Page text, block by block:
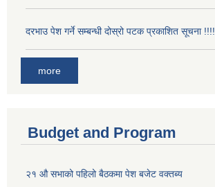
दरभाउ पेश गर्ने सम्बन्धी दोस्रो पटक प्रकाशित सूचना !!!!
more
Budget and Program
२१ औ सभाको पहिलो बैठकमा पेश बजेट वक्तब्य